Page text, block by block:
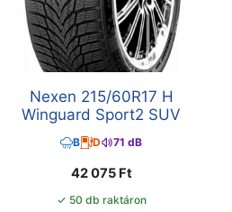
Nexen 215/60R17 H
Winguard Sport2 SUV
B D 71 dB
42 075 Ft
✓ 50 db raktáron